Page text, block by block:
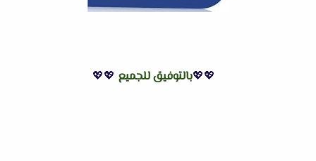
💖💖بالتوفيق للجميع 💖💖